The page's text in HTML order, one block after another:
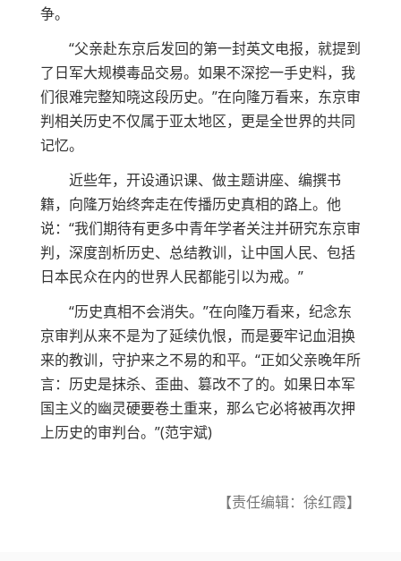
争。
“父亲赴东京后发回的第一封英文电报，就提到
了日军大规模毒品交易。如果不深挖一手史料，我
们很难完整知晓这段历史。”在向隆万看来，东京审
判相关历史不仅属于亚太地区，更是全世界的共同
记忆。
近些年，开设通识课、做主题讲座、编撰书
籍，向隆万始终奔走在传播历史真相的路上。他
说：“我们期待有更多中青年学者关注并研究东京审
判，深度剖析历史、总结教训，让中国人民、包括
日本民众在内的世界人民都能引以为戒。”
“历史真相不会消失。”在向隆万看来，纪念东
京审判从来不是为了延续仇恨，而是要牢记血泪换
来的教训，守护来之不易的和平。“正如父亲晚年所
言：历史是抹杀、歪曲、篡改不了的。如果日本军
国主义的幽灵硬要卷土重来，那么它必将被再次押
上历史的审判台。”(范宇斌)
【责任编辑：徐红霞】